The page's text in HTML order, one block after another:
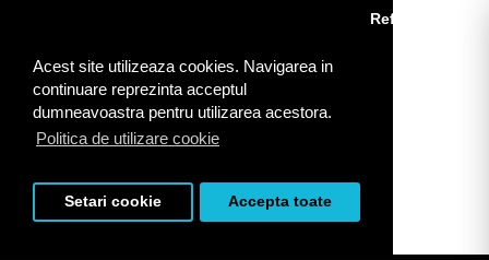
Acest site utilizeaza cookies. Navigarea in
continuare reprezinta acceptul
dumneavoastra pentru utilizarea acestora.
Politica de utilizare cookie
Refuza toate
Setari cookie Accepta toate